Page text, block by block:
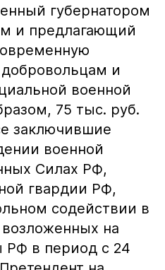
губернатором
и предлагающий
и
военной
75 тыс. руб.
заключившие
военной
Силах РФ,
гвардии РФ,
содействии в
на
в период с 24